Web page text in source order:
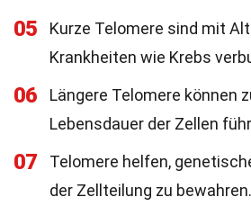
05
Kurze Telomere sind mit
Krankheiten wie Krebs
06
Längere Telomere können
Lebensdauer der Zellen
07
Telomere helfen,
der Zellteilung zu bewahren.